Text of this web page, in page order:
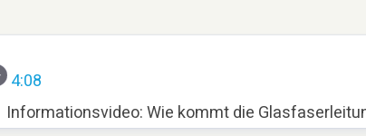
4:08
Informationsvideo: Wie kommt die